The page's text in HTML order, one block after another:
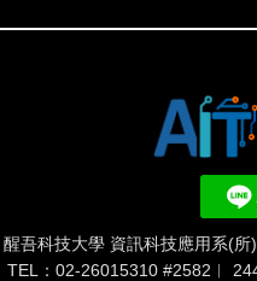
醒吾科技大學 資訊科技應用系(
TEL：02-26015310 #2582︱